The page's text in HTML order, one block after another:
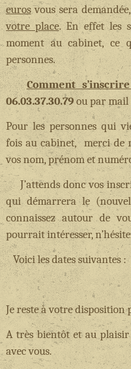
eurosvous sera
votre place. En effet les
moment au cabinet, ce
personnes.
Comment
06.03.37.30.79ou par mail
Pour les personnes qui
fois au cabinet, merci de
vos nom, prénom et
J’attends donc vos
qui démarrera le
connaissez autour de
pourrait intéresser,
Voici les dates suivantes :
Je reste à votre disposition
A très bientôt et au
avec vous.